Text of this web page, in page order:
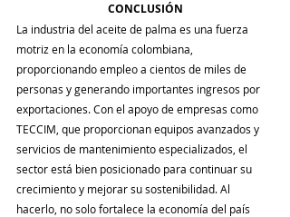
CONCLUSIÓN
La industria del aceite de palma es una fuerza
motriz en la economía colombiana,
proporcionando empleo a cientos de miles de
personas y generando importantes ingresos por
exportaciones. Con el apoyo de empresas como
TECCIM, que proporcionan equipos avanzados y
servicios de mantenimiento especializados, el
sector está bien posicionado para continuar su
crecimiento y mejorar su sostenibilidad. Al
hacerlo, no solo fortalece la economía del país